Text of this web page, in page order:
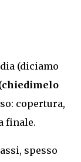
(diciamo
copertura,
finale.
spesso